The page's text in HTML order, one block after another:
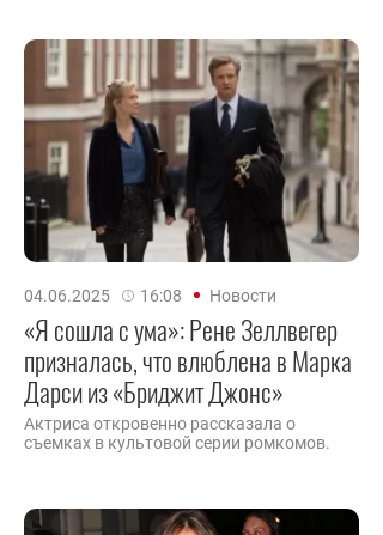
04.06.2025 16:08 Новости
«Я сошла с ума»: Рене Зеллвегер
призналась, что влюблена в Марка
Дарси из «Бриджит Джонс»
Актриса откровенно рассказала о
съемках в культовой серии ромкомов.